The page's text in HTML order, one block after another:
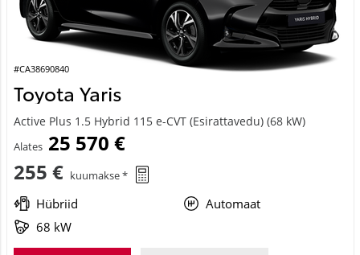
#CA38690840
Toyota Yaris
Active Plus 1.5 Hybrid 115 e-CVT (Esirattavedu) (68 kW)
Alates 25 570 €
255 € kuumakse *
Hübriid
Automaat
68 kW